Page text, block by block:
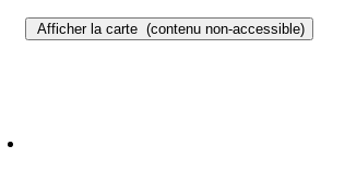
Afficher la carte (contenu non-accessible)